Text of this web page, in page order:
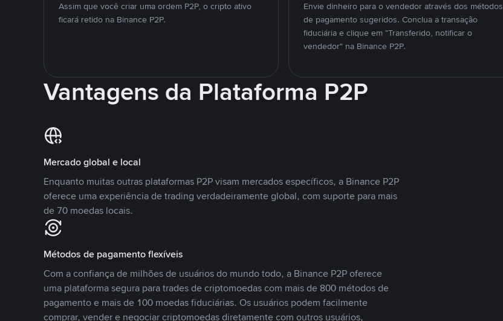
Assim que você criar uma ordem P2P, o cripto ativo
ficará retido na Binance P2P.
Envie dinheiro para o vendedor através dos métodos
de pagamento sugeridos. Conclua a transação
fiduciária e clique em "Transferido, notificar o
vendedor" na Binance P2P.
Vantagens da Plataforma P2P
Mercado global e local
Enquanto muitas outras plataformas P2P visam mercados específicos, a Binance P2P
oferece uma experiência de trading verdadeiramente global, com suporte para mais
de 70 moedas locais.
Métodos de pagamento flexíveis
Com a confiança de milhões de usuários do mundo todo, a Binance P2P oferece
uma plataforma segura para trades de criptomoedas com mais de 800 métodos de
pagamento e mais de 100 moedas fiduciárias. Os usuários podem facilmente
comprar, vender e negociar criptomoedas diretamente com outros usuários,